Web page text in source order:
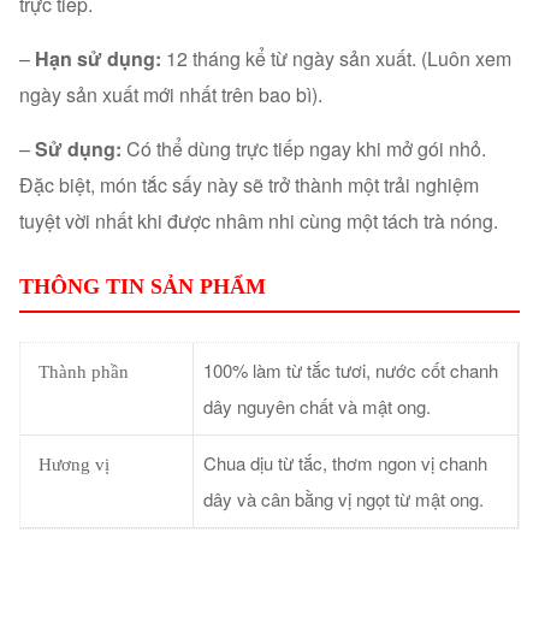
– Hạn sử dụng: 12 tháng kể từ ngày sản xuất. (Luôn xem
ngày sản xuất mới nhất trên bao bì).
–Sử dụng: Có thể dùng trực tiếp ngay khi mở gói nhỏ.
Đặc biệt, món tắc sấy này sẽ trở thành một trải nghiệm
tuyệt vời nhất khi được nhâm nhi cùng một tách trà nóng.
THÔNG TIN SẢN PHẨM
Thành phần
100% làm từ tắc tươi, nước cốt chanh
dây nguyên chất và mật ong.
Hương vị
Chua dịu từ tắc, thơm ngon vị chanh
dây và cân bằng vị ngọt từ mật ong.